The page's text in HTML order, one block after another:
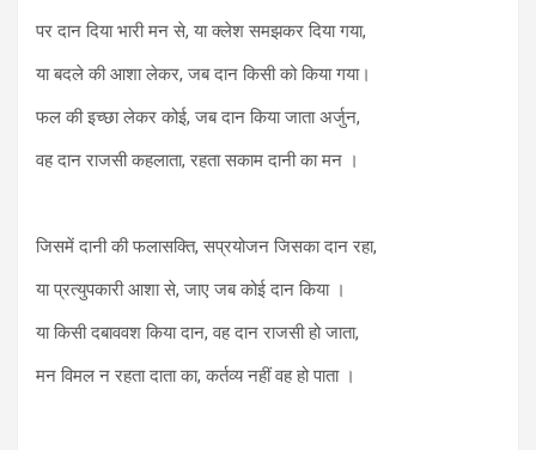
पर दान दिया भारी मन से, या क्लेश समझकर दिया गया,
या बदले की आशा लेकर, जब दान किसी को किया गया।
फल की इच्छा लेकर कोई, जब दान किया जाता अर्जुन,
वह दान राजसी कहलाता, रहता सकाम दानी का मन ।
जिसमें दानी की फलासक्ति, सप्रयोजन जिसका दान रहा,
या प्रत्युपकारी आशा से, जाए जब कोई दान किया ।
या किसी दबाववश किया दान, वह दान राजसी हो जाता,
मन विमल न रहता दाता का, कर्तव्य नहीं वह हो पाता ।